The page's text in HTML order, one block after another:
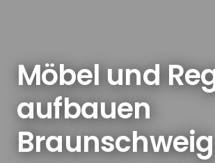
Möbel und
aufbauen
Braunschweig